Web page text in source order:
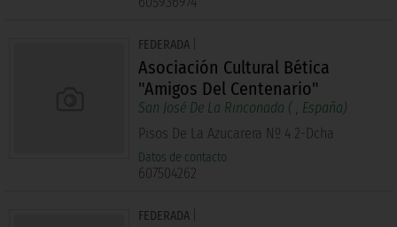
FEDERADA|
Asociación Cultural Bética
"Amigos Del Centenario"
San José De La Rinconada ( , España)
Pisos De La Azucarera Nº 4 2-Dcha
Datos de contacto
607504262
FEDERADA|